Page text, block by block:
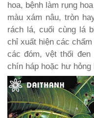
hoa, bệnh làm rụng
màu xám nâu, tròn
rách lá, cuối cùng lá
chỉ xuất hiện các
các đóm, vệt thối
chín háp hoặc hư